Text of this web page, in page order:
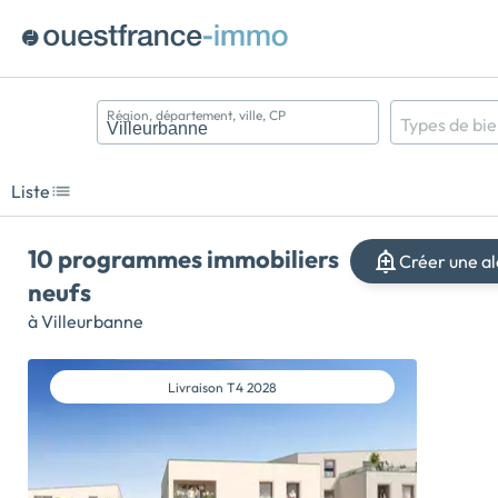
Région, département, ville, CP Types de
Liste
10 programmes immobiliers
neufs
à Villeurbanne
Créer une
Livraison T4 2028